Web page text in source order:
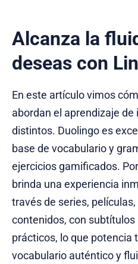
Alcanza la
deseas con
En este artículo vimos
abordan el aprendizaje
distintos. Duolingo es
base de vocabulario y
ejercicios gamificados.
brinda una experiencia
través de series,
contenidos, con
prácticos, lo que potencia
vocabulario auténtico y